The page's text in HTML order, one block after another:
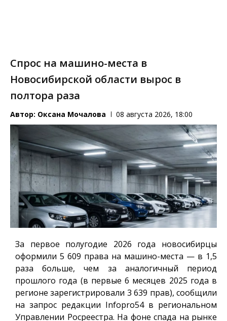
Спрос на машино-места в
Новосибирской области вырос в
полтора раза
Автор: Оксана Мочалова 08 августа 2026, 18:00
За первое полугодие 2026 года новосибирцы
оформили 5 609 права на машино-места — в 1,5
раза больше, чем за аналогичный период
прошлого года (в первые 6 месяцев 2025 года в
регионе зарегистрировали 3 639 прав), сообщили
на запрос редакции Infopro54в региональном
Управлении Росреестра. На фоне спада на рынке